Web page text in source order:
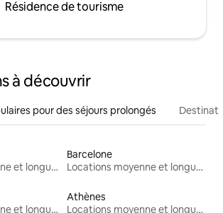
Résidence de tourisme
à découvrir
pour des séjours prolongés
Locations moyenne et longue durée
Barcelone
Locations moyenne et longue durée
Locations moyenne et longue durée
Athènes
Locations moyenne et longue durée